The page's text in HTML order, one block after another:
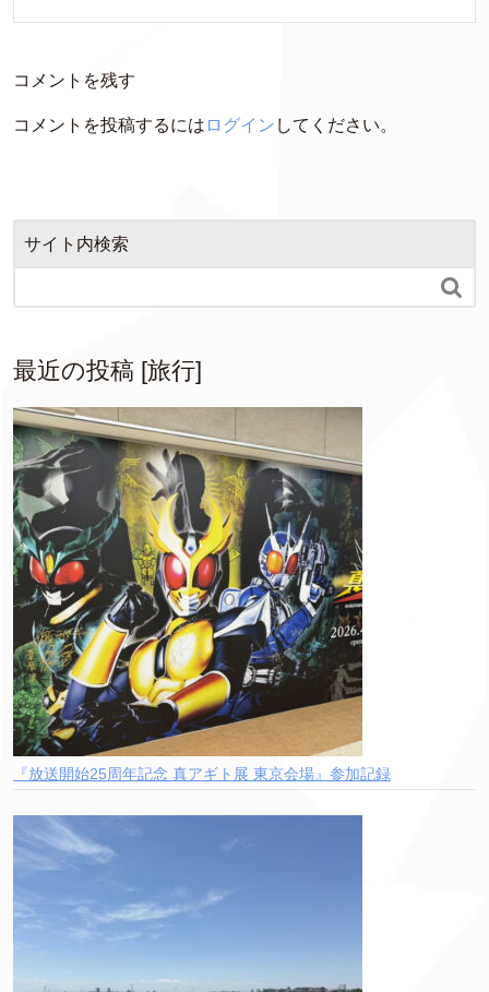
コメントを残す
コメントを投稿するには ログイン してください。
サイト内検索

最近の投稿 [旅行]
『放送開始25周年記念 真アギト展 東京会場』参加記録